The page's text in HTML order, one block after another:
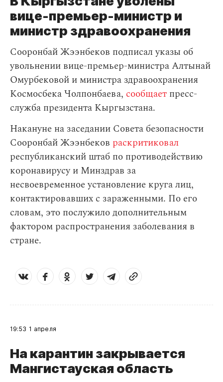
вице-премьер-министр и
министр здравоохранения
Сооронбай Жээнбеков подписал указы об
увольнении вице-премьер-министра Алтынай
Омурбековой и министра здравоохранения
Космосбека Чолпонбаева, сообщает пресс-
служба президента Кыргызстана.
Накануне на заседании Совета безопасности
Сооронбай Жээнбеков раскритиковал
республиканский штаб по противодействию
коронавирусу и Минздрав за
несвоевременное установление круга лиц,
контактировавших с зараженными. По его
словам, это послужило дополнительным
фактором распространения заболевания в
стране.
19:53 1 апреля
На карантин закрывается
Мангистауская область